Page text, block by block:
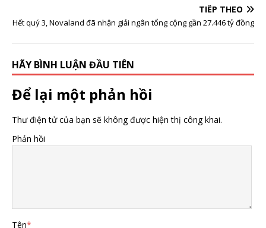
TIẾP THEO
Hết quý 3, Novaland đã nhận giải ngân tổng cộng gần 27.446 tỷ đồng
HÃY BÌNH LUẬN ĐẦU TIÊN
Để lại một phản hồi
Thư điện tử của bạn sẽ không được hiện thị công khai.
Phản hồi
Tên*